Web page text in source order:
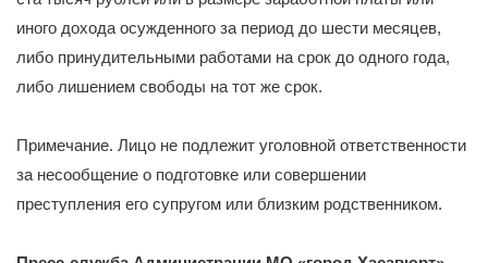
иного дохода осужденного за период до шести месяцев,
либо принудительными работами на срок до одного года,
либо лишением свободы на тот же срок.
Примечание. Лицо не подлежит уголовной ответственности
за несообщение о подготовке или совершении
преступления его супругом или близким родственником.